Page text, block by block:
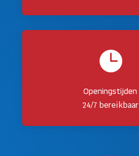

Openingstijden
24/7 bereikbaar